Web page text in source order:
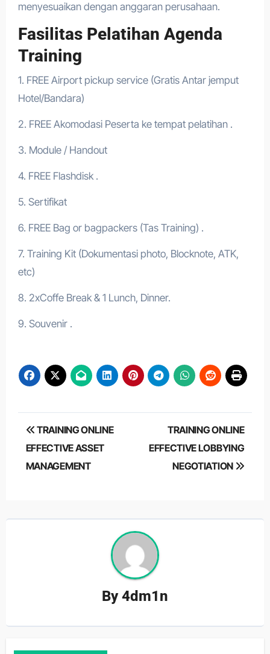
menyesuaikan dengan anggaran perusahaan.
Fasilitas Pelatihan Agenda
Training
1. FREE Airport pickup service (Gratis Antar jemput
Hotel/Bandara)
2. FREE Akomodasi Peserta ke tempat pelatihan .
3. Module / Handout
4. FREE Flashdisk .
5. Sertifikat
6. FREE Bag or bagpackers (Tas Training) .
7. Training Kit (Dokumentasi photo, Blocknote, ATK,
etc)
8. 2xCoffe Break & 1 Lunch, Dinner.
9. Souvenir .
Post
navigation
TRAINING ONLINE
EFFECTIVE ASSET
MANAGEMENT
TRAINING ONLINE
EFFECTIVE LOBBYING
NEGOTIATION
By4dm1n